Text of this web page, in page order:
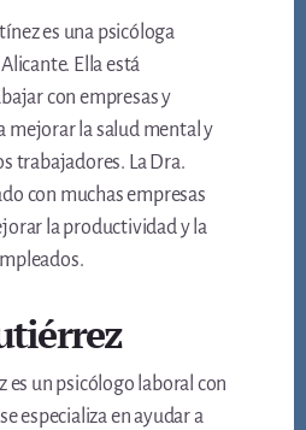
es una psicóloga
Ella está
con empresas y
mejorar la salud mental y
trabajadores. La Dra.
con muchas empresas
la productividad y la
es un psicólogo laboral con
especializa en ayudar a